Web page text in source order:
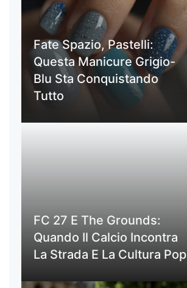
Fate Spazio, Pastelli:
Questa Manicure Grigio-
Blu Sta Conquistando
Tutto
FC 27 E The Grounds:
Quando Il Calcio Incontra
La Strada E La Cultura Pop